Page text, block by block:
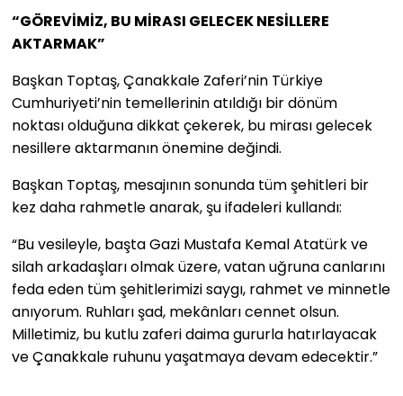
“GÖREVİMİZ, BU MİRASI GELECEK NESİLLERE
AKTARMAK”
Başkan Toptaş, Çanakkale Zaferi’nin Türkiye
Cumhuriyeti’nin temellerinin atıldığı bir dönüm
noktası olduğuna dikkat çekerek, bu mirası gelecek
nesillere aktarmanın önemine değindi.
Başkan Toptaş, mesajının sonunda tüm şehitleri bir
kez daha rahmetle anarak, şu ifadeleri kullandı:
“Bu vesileyle, başta Gazi Mustafa Kemal Atatürk ve
silah arkadaşları olmak üzere, vatan uğruna canlarını
feda eden tüm şehitlerimizi saygı, rahmet ve minnetle
anıyorum. Ruhları şad, mekânları cennet olsun.
Milletimiz, bu kutlu zaferi daima gururla hatırlayacak
ve Çanakkale ruhunu yaşatmaya devam edecektir.”